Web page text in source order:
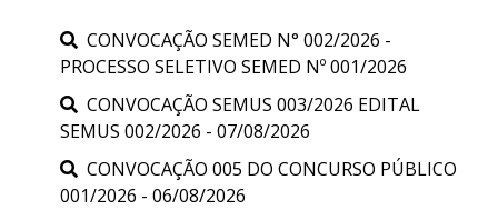
CONVOCAÇÃO SEMED N° 002/2026 -
PROCESSO SELETIVO SEMED Nº 001/2026
CONVOCAÇÃO SEMUS 003/2026 EDITAL
SEMUS 002/2026 - 07/08/2026
CONVOCAÇÃO 005 DO CONCURSO PÚBLICO
001/2026 - 06/08/2026